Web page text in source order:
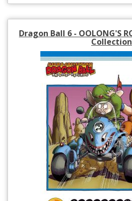
Dragon Ball 6 - OOLONG'S
Collection